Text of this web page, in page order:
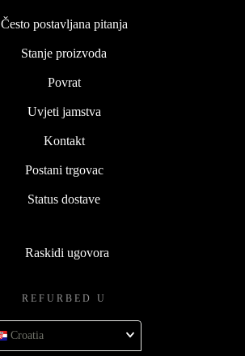
Često postavljana pitanja
Stanje proizvoda
Povrat
Uvjeti jamstva
Kontakt
Postani trgovac
Status dostave
Raskidi ugovora
REFURBED U
Croatia